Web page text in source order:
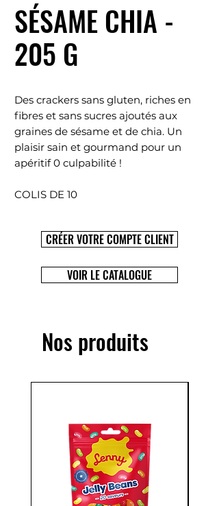
SÉSAME CHIA -
205 G
Des crackers sans gluten, riches en
fibres et sans sucres ajoutés aux
graines de sésame et de chia. Un
plaisir sain et gourmand pour un
apéritif 0 culpabilité !
COLIS DE 10
CRÉER VOTRE COMPTE CLIENT
VOIR LE CATALOGUE
Nos produits